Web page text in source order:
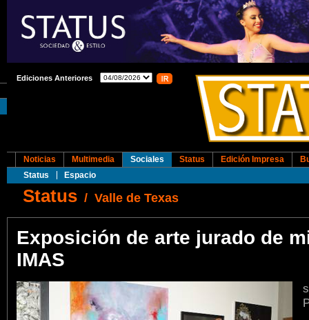
Ediciones Anteriores
Noticias Multimedia
Sociales
Status
Espacio
Status Edición Impresa
Status / Valle de Texas
Exposición de arte jurado de
IMAS